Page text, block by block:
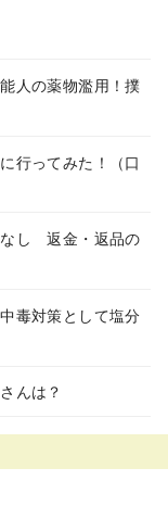
人の薬物濫用！撲
行ってみた！（口
し 返金・返品の
毒対策として塩分
んは？